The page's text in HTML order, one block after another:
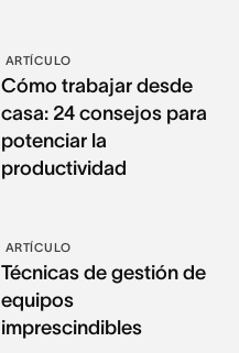
ARTÍCULO
Cómo trabajar desde
casa: 24 consejos para
potenciar la
productividad
ARTÍCULO
Técnicas de gestión de
equipos
imprescindibles